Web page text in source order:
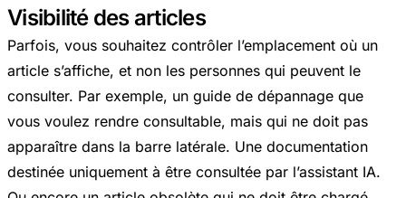
Visibilité des articles
Parfois, vous souhaitez contrôler l’emplacement où un
article s’affiche, et non les personnes qui peuvent le
consulter. Par exemple, un guide de dépannage que
vous voulez rendre consultable, mais qui ne doit pas
apparaître dans la barre latérale. Une documentation
destinée uniquement à être consultée par l’assistant IA.